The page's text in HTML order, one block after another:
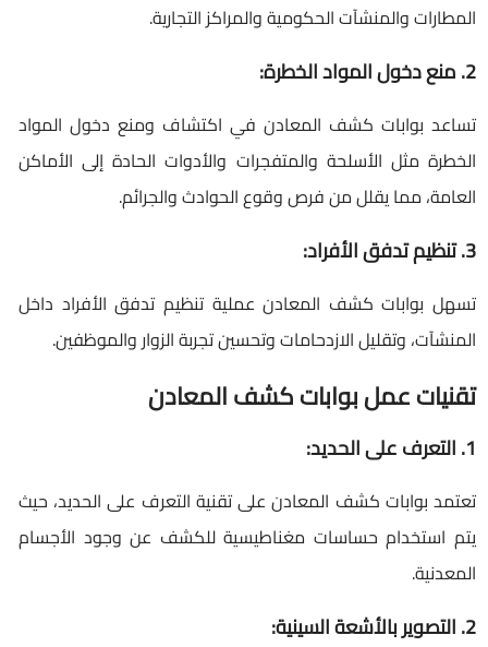
المطارات والمنشآت الحكومية والمراكز التجارية.
2. منع دخول المواد الخطرة:
تساعد بوابات كشف المعادن في اكتشاف ومنع دخول المواد
الخطرة مثل الأسلحة والمتفجرات والأدوات الحادة إلى الأماكن
العامة، مما يقلل من فرص وقوع الحوادث والجرائم.
3. تنظيم تدفق الأفراد:
تسهل بوابات كشف المعادن عملية تنظيم تدفق الأفراد داخل
المنشآت، وتقليل الازدحامات وتحسين تجربة الزوار والموظفين.
تقنيات عمل بوابات كشف المعادن
1. التعرف على الحديد:
تعتمد بوابات كشف المعادن على تقنية التعرف على الحديد، حيث
يتم استخدام حساسات مغناطيسية للكشف عن وجود الأجسام
المعدنية.
2. التصوير بالأشعة السينية: